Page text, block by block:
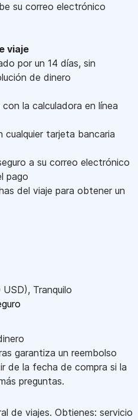
su correo electrónico
viaje
por un 14 días, sin
de dinero
la calculadora en línea
cualquier tarjeta bancaria
a su correo electrónico
pago
del viaje para obtener un
USD), Tranquilo
garantiza un reembolso
de la fecha de compra si la
preguntas.
de viajes. Obtienes: servicio